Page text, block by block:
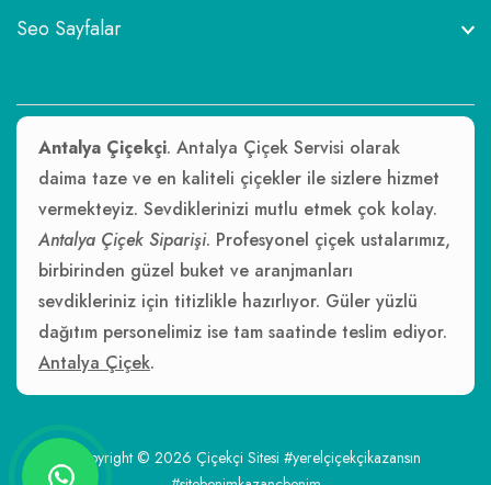
Seo Sayfalar
Antalya Çiçekçi. Antalya Çiçek Servisi olarak
daima taze ve en kaliteli çiçekler ile sizlere hizmet
vermekteyiz. Sevdiklerinizi mutlu etmek çok kolay.
Antalya Çiçek Siparişi. Profesyonel çiçek ustalarımız,
birbirinden güzel buket ve aranjmanları
sevdikleriniz için titizlikle hazırlıyor. Güler yüzlü
dağıtım personelimiz ise tam saatinde teslim ediyor.
Antalya Çiçek.
Copyright © 2026 Çiçekçi Sitesi #yerelçiçekçikazansın